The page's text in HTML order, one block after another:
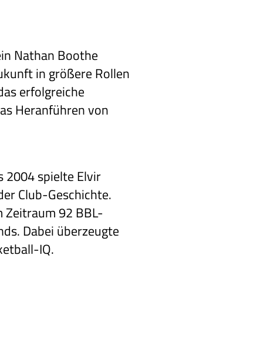
Nathan Boothe
in größere Rollen
erfolgreiche
Heranführen von
2004 spielte Elvir
Club-Geschichte.
Zeitraum 92 BBL-
Dabei überzeugte
IQ.